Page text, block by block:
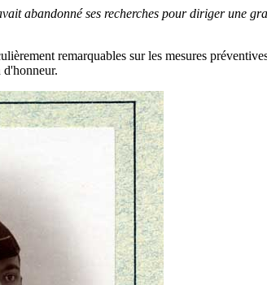
abandonné ses recherches pour diriger une
remarquables sur les mesures